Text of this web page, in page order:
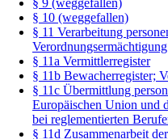
§ 9 (weggefallen)
§ 10 (weggefallen)
§ 11 Verarbeitung
Verordnungsermächtigung
§ 11a Vermittlerregister
§ 11b Bewacherregister;
§ 11c Übermittlung
Europäischen Union und
bei reglementierten
§ 11d Zusammenarbeit